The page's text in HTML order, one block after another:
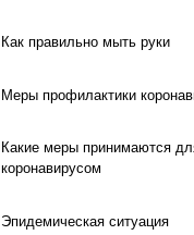
Как правильно мыть руки
Меры профилактики
Какие меры принимаются
коронавирусом
Эпидемическая ситуация